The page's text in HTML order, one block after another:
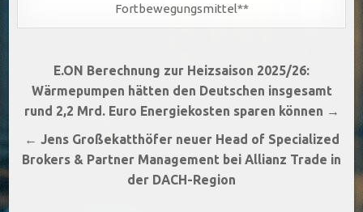
Fortbewegungsmittel**
Beitragsnavigation
E.ON Berechnung zur Heizsaison 2025/26:
Wärmepumpen hätten den Deutschen insgesamt
rund 2,2 Mrd. Euro Energiekosten sparen können →
← Jens Großekatthöfer neuer Head of Specialized
Brokers & Partner Management bei Allianz Trade in
der DACH-Region